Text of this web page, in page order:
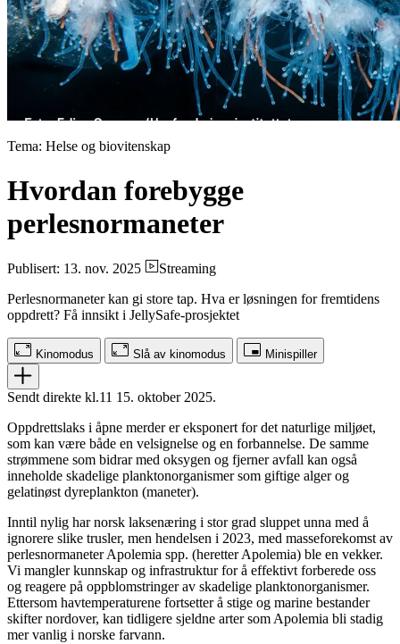
Tema: Helse og biovitenskap
Hvordan forebygge
perlesnormaneter
Publisert: 13. nov. 2025
Streaming
Perlesnormaneter kan gi store tap. Hva er løsningen for fremtidens
oppdrett? Få innsikt i JellySafe-prosjektet
Kinomodus Slå av kinomodus Minispiller
Sendt direkte kl.11 15. oktober 2025.
Oppdrettslaks i åpne merder er eksponert for det naturlige miljøet,
som kan være både en velsignelse og en forbannelse. De samme
strømmene som bidrar med oksygen og fjerner avfall kan også
inneholde skadelige planktonorganismer som giftige alger og
gelatinøst dyreplankton (maneter).
Inntil nylig har norsk laksenæring i stor grad sluppet unna med å
ignorere slike trusler, men hendelsen i 2023, med masseforekomst av
perlesnormaneter Apolemia spp. (heretter Apolemia) ble en vekker.
Vi mangler kunnskap og infrastruktur for å effektivt forberede oss
og reagere på oppblomstringer av skadelige planktonorganismer.
Ettersom havtemperaturene fortsetter å stige og marine bestander
skifter nordover, kan tidligere sjeldne arter som Apolemia bli stadig
mer vanlig i norske farvann.